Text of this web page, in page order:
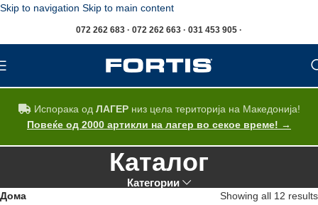
Skip to navigation Skip to main content
072 262 683 · 072 262 663 · 031 453 905 ·
Испорака од ЛАГЕРниз цела територија на Македонија!
Повеќе од 2000 артикли на лагер во секое време! →
Каталог
Категории
Дома Showing all 12 results